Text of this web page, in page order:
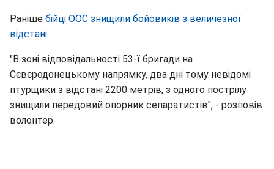
Раніше бійці ООС знищили бойовиків з величезної
відстані.
"В зоні відповідальності 53-ї бригади на
Сєвєродонецькому напрямку, два дні тому невідомі
птурщики з відстані 2200 метрів, з одного пострілу
знищили передовий опорник сепаратистів", - розповів
волонтер.